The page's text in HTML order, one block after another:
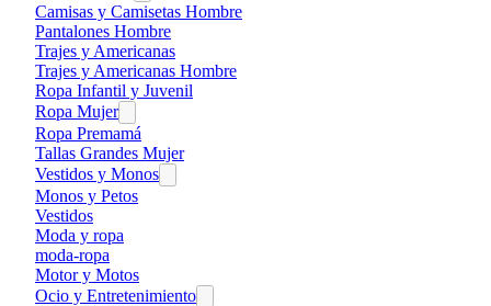
Camisas y Camisetas Hombre
Pantalones Hombre
Trajes y Americanas
Trajes y Americanas Hombre
Ropa Infantil y Juvenil
Ropa Mujer
Ropa Premamá
Tallas Grandes Mujer
Vestidos y Monos
Monos y Petos
Vestidos
Moda y ropa
moda-ropa
Motor y Motos
Ocio y Entretenimiento